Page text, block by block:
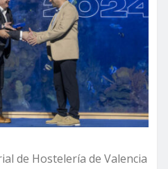
de Hostelería de Valencia